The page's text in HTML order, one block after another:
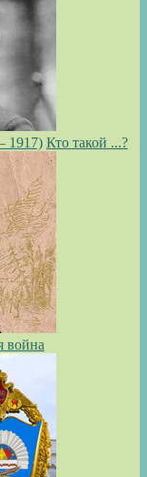
1917) Кто такой ...?
война